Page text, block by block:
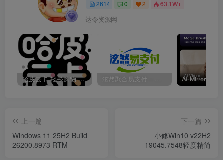
2614 0 2 63.1W+
达令资源网
哈皮云卡-轻松购物 即买即发 泫然聚合易支付 – 行业领先的免签约支付平台
上一篇
Windows 11 25H2 Build
26200.8973 RTM
下一篇
小修Win10 v22H2
19045.7548轻度精简